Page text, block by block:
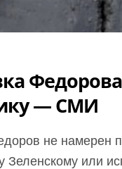
— СМИ
Зеленскому или